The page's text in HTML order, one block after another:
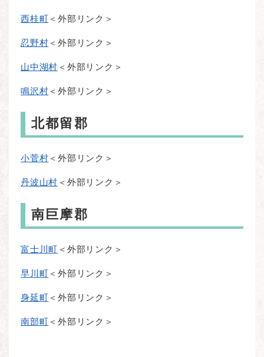
西桂町 ＜外部リンク＞
忍野村 ＜外部リンク＞
山中湖村 ＜外部リンク＞
鳴沢村 ＜外部リンク＞
北都留郡
小菅村 ＜外部リンク＞
丹波山村 ＜外部リンク＞
南巨摩郡
富士川町 ＜外部リンク＞
早川町 ＜外部リンク＞
身延町 ＜外部リンク＞
南部町 ＜外部リンク＞